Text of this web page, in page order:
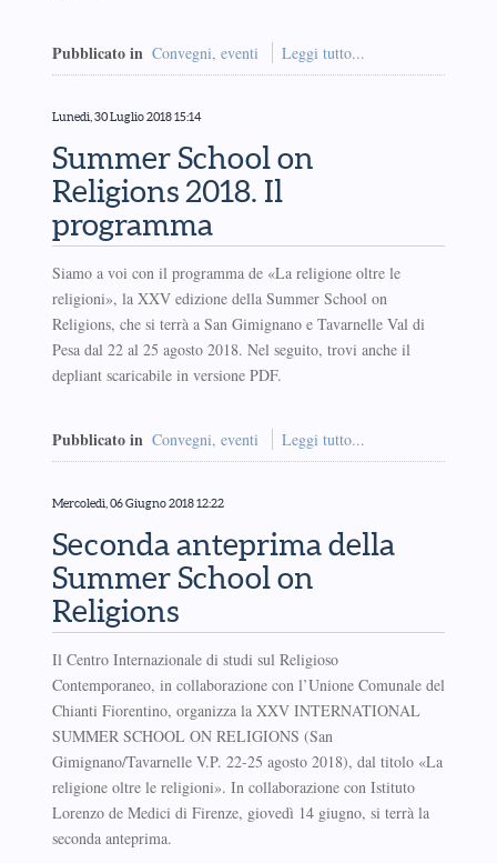
Pubblicato in Convegni, eventi Leggi tutto...
Lunedì, 30 Luglio 2018 15:14
Summer School on
Religions 2018. Il
programma
Siamo a voi con il programma de «La religione oltre le
religioni», la XXV edizione della Summer School on
Religions, che si terrà a San Gimignano e Tavarnelle Val di
Pesa dal 22 al 25 agosto 2018. Nel seguito, trovi anche il
depliant scaricabile in versione PDF.
Pubblicato in Convegni, eventi Leggi tutto...
Mercoledì, 06 Giugno 2018 12:22
Seconda anteprima della
Summer School on
Religions
Il Centro Internazionale di studi sul Religioso
Contemporaneo, in collaborazione con l’Unione Comunale del
Chianti Fiorentino, organizza la XXV INTERNATIONAL
SUMMER SCHOOL ON RELIGIONS (San
Gimignano/Tavarnelle V.P. 22-25 agosto 2018), dal titolo «La
religione oltre le religioni». In collaborazione con Istituto
Lorenzo de Medici di Firenze, giovedì 14 giugno, si terrà la
seconda anteprima.